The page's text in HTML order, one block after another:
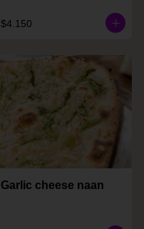
$4.150
Garlic cheese naan